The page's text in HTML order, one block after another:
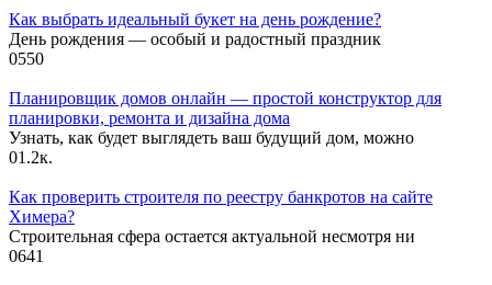
Как выбрать идеальный букет на день рождение?
День рождения — особый и радостный праздник
0550
Планировщик домов онлайн — простой конструктор для
планировки, ремонта и дизайна дома
Узнать, как будет выглядеть ваш будущий дом, можно
01.2к.
Как проверить строителя по реестру банкротов на сайте
Химера?
Строительная сфера остается актуальной несмотря ни
0641